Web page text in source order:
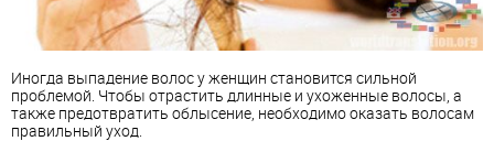
Иногда выпадение волос у женщин становится сильной
проблемой. Чтобы отрастить длинные и ухоженные волосы, а
также предотвратить облысение, необходимо оказать волосам
правильный уход.